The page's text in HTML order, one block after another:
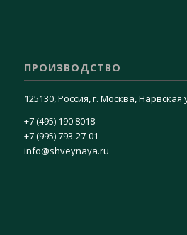
ПРОИЗВОДСТВО
125130, Россия, г. Москва, Нарвская
+7 (495) 190 8018
+7 (995) 793-27-01
info@shveynaya.ru